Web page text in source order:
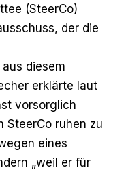
(SteerCo)
der die
diesem
erklärte laut
vorsorglich
SteerCo ruhen zu
eines
„weil er für